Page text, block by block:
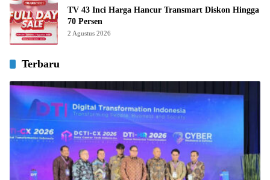
TV 43 Inci Harga Hancur Transmart Diskon Hingga
70 Persen
2 Agustus 2026
Terbaru